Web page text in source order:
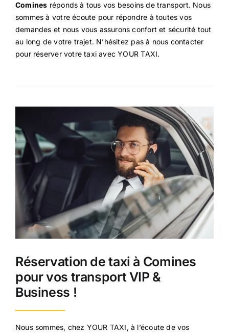
Comines réponds à tous vos besoins de transport. Nous
sommes à votre écoute pour répondre à toutes vos
demandes et nous vous assurons confort et sécurité tout
au long de votre trajet. N’hésitez pas à nous contacter
pour réserver votre taxi avec YOUR TAXI.
Réservation de taxi à Comines
pour vos transport VIP &
Business !
Nous sommes, chez YOUR TAXI, à l’écoute de vos